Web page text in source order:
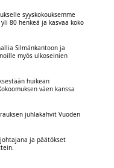
syyskokouksemme
80 henkeä ja kasvaa koko
Silmänkantoon ja
myös ulkoseinien
huikean
väen kanssa
juhlakahvit Vuoden
ja päätökset